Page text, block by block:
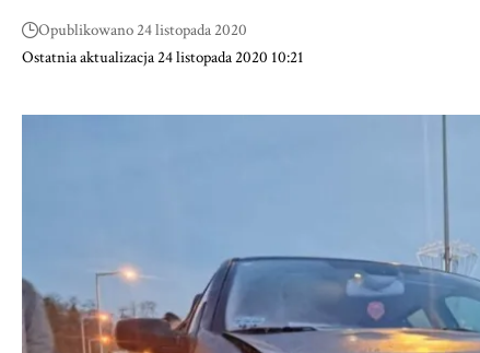
Ostatnia aktualizacja 24 listopada 2020 10:21
Opublikowano 24 listopada 2020